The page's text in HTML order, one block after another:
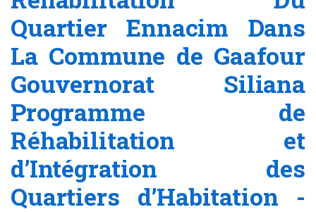
Quartier Ennacim Dans
La Commune de Gaafour
Gouvernorat Siliana
Programme de
Réhabilitation et
d’Intégration des
Quartiers d’Habitation -